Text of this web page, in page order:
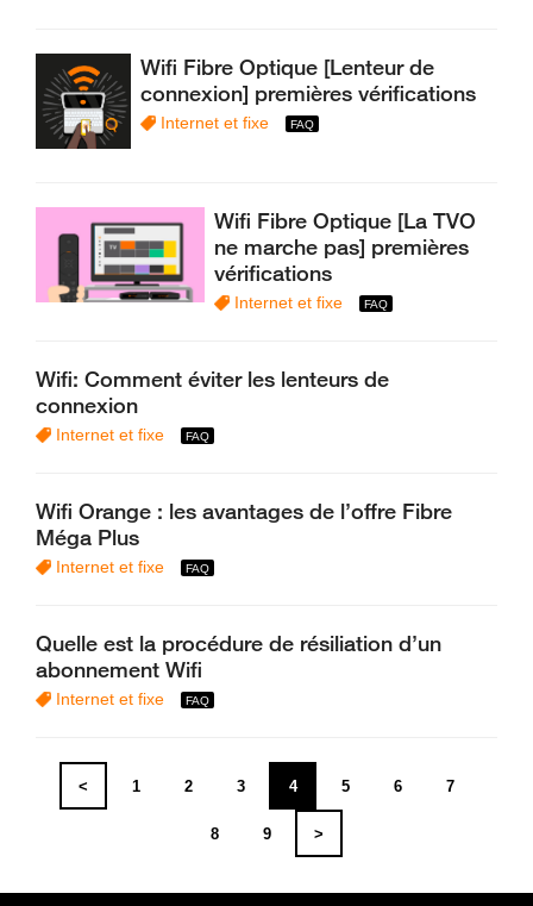
Wifi Fibre Optique [Lenteur de
connexion] premières vérifications
Internet et fixe
Wifi Fibre Optique [La TVO
ne marche pas] premières
vérifications
Internet et fixe
Wifi: Comment éviter les lenteurs de
connexion
Internet et fixe
Wifi Orange : les avantages de l’offre Fibre
Méga Plus
Internet et fixe
Quelle est la procédure de résiliation d’un
abonnement Wifi
Internet et fixe
< 1 2 3 4 5 6 7
8 9 >